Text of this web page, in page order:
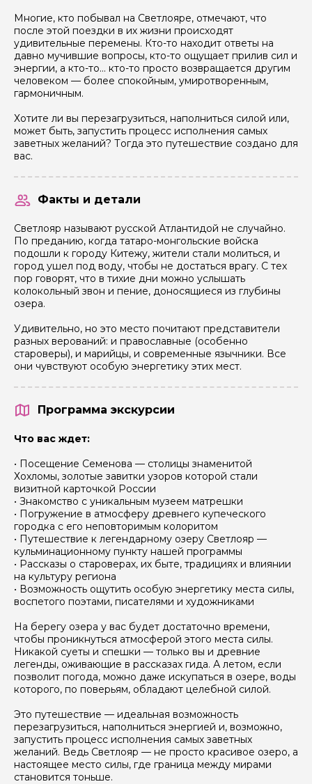
вт ср чт пт сб вс
1 2 3 4
28 000 ₽
5
28 000 ₽
6
000 ₽ 28 000 ₽ 28 000 ₽ 28 000 ₽ 28 000 ₽ 28 000 ₽ 28 000 ₽
15 16 17
28 000 ₽
18
28 000 ₽
19 20
28 000 ₽
29 30
28 000 ₽
12
28 000 ₽
Многие, кто побывал на Светлояре, отмечают, что
после этой поездки в их жизни происходят
удивительные перемены. Кто-то находит ответы на
давно мучившие вопросы, кто-то ощущает прилив сил и
энергии, а кто-то... кто-то просто возвращается другим
человеком — более спокойным, умиротворенным,
гармоничным.
Хотите ли вы перезагрузиться, наполниться силой или,
может быть, запустить процесс исполнения самых
заветных желаний? Тогда это путешествие создано для
вас.
Факты и детали
Светлояр называют русской Атлантидой не случайно.
По преданию, когда татаро-монгольские войска
подошли к городу Китежу, жители стали молиться, и
город ушел под воду, чтобы не достаться врагу. С тех
пор говорят, что в тихие дни можно услышать
колокольный звон и пение, доносящиеся из глубины
озера.
Удивительно, но это место почитают представители
разных верований: и православные (особенно
староверы), и марийцы, и современные язычники. Все
они чувствуют особую энергетику этих мест.
Программа экскурсии
Что вас ждет:
• Посещение Семенова — столицы знаменитой
Хохломы, золотые завитки узоров которой стали
визитной карточкой России
• Знакомство с уникальным музеем матрешки
• Погружение в атмосферу древнего купеческого
городка с его неповторимым колоритом
• Путешествие к легендарному озеру Светлояр —
кульминационному пункту нашей программы
• Рассказы о староверах, их быте, традициях и влиянии
на культуру региона
• Возможность ощутить особую энергетику места силы,
воспетого поэтами, писателями и художниками
На берегу озера у вас будет достаточно времени,
чтобы проникнуться атмосферой этого места силы.
Никакой суеты и спешки — только вы и древние
легенды, оживающие в рассказах гида. А летом, если
позволит погода, можно даже искупаться в озере, воды
которого, по поверьям, обладают целебной силой.
Это путешествие — идеальная возможность
перезагрузиться, наполниться энергией и, возможно,
запустить процесс исполнения самых заветных
желаний. Ведь Светлояр — не просто красивое озеро, а
настоящее место силы, где граница между мирами
становится тоньше.